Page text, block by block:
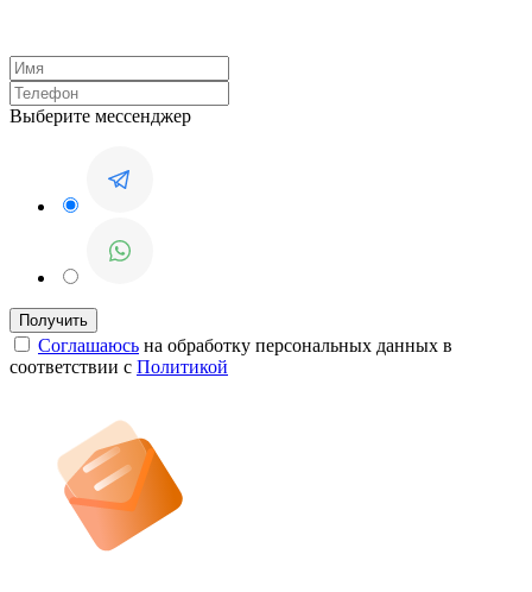
Выберите мессенджер
Соглашаюсь на обработку персональных данных в
соответствии с Политикой